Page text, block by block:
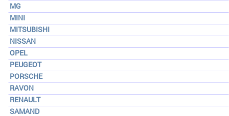
MG
MINI
MITSUBISHI
NISSAN
OPEL
PEUGEOT
PORSCHE
RAVON
RENAULT
SAMAND